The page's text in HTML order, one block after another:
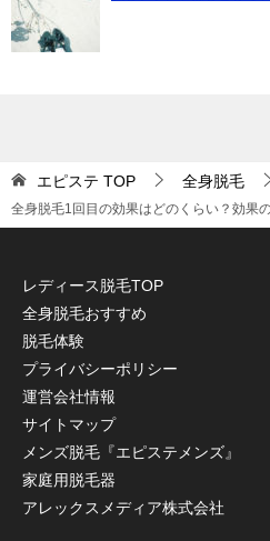
エピステ TOP 全身脱毛
全身脱毛1回目の効果はどのくらい？効果
レディース脱毛TOP
全身脱毛おすすめ
脱毛体験
プライバシーポリシー
運営会社情報
サイトマップ
メンズ脱毛『エピステメンズ』
家庭用脱毛器
アレックスメディア株式会社